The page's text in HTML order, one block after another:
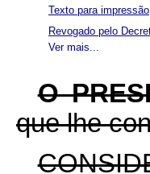
Ver mais...
Texto para impressão
Revogado pelo
O
que lhe